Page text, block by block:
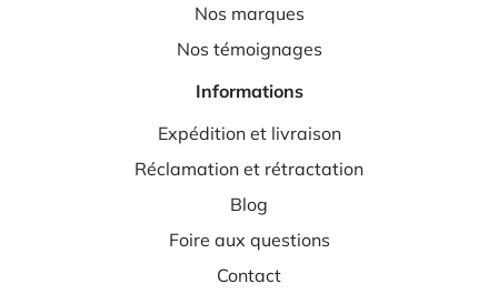
Nos marques
Nos témoignages
Informations
Expédition et livraison
Réclamation et rétractation
Blog
Foire aux questions
Contact